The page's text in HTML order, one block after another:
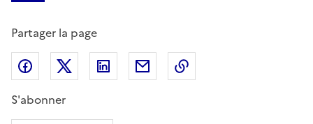
Partager la page
Partager sur Facebook
Partager sur X (anciennement Twitter)
Partager sur LinkedIn
Partager par email
S'abonner